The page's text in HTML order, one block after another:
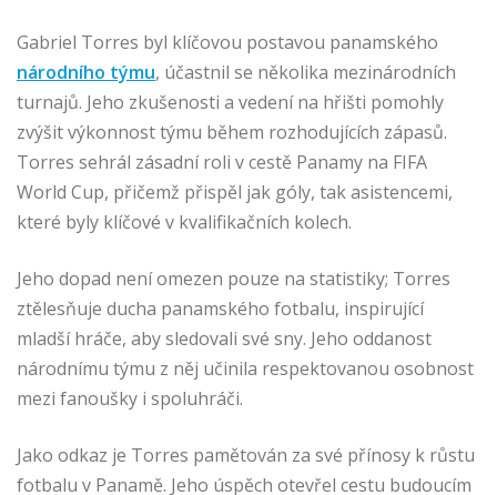
Gabriel Torres byl klíčovou postavou panamského
národního týmu, účastnil se několika mezinárodních
turnajů. Jeho zkušenosti a vedení na hřišti pomohly
zvýšit výkonnost týmu během rozhodujících zápasů.
Torres sehrál zásadní roli v cestě Panamy na FIFA
World Cup, přičemž přispěl jak góly, tak asistencemi,
které byly klíčové v kvalifikačních kolech.
Jeho dopad není omezen pouze na statistiky; Torres
ztělesňuje ducha panamského fotbalu, inspirující
mladší hráče, aby sledovali své sny. Jeho oddanost
národnímu týmu z něj učinila respektovanou osobnost
mezi fanoušky i spoluhráči.
Jako odkaz je Torres pamětován za své přínosy k růstu
fotbalu v Panamě. Jeho úspěch otevřel cestu budoucím